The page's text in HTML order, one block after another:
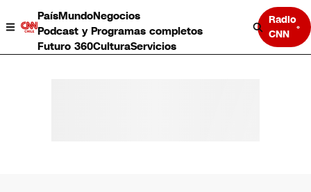
PaísMundoNegocios
Podcast y Programas completos
Futuro 360CulturaServicios
Radio
CNN